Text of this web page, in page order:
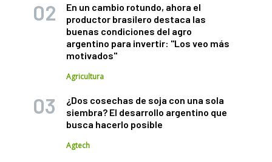
En un cambio rotundo, ahora el
productor brasilero destaca las
buenas condiciones del agro
argentino para invertir: "Los veo más
motivados"
Agricultura
¿Dos cosechas de soja con una sola
siembra? El desarrollo argentino que
busca hacerlo posible
Agtech